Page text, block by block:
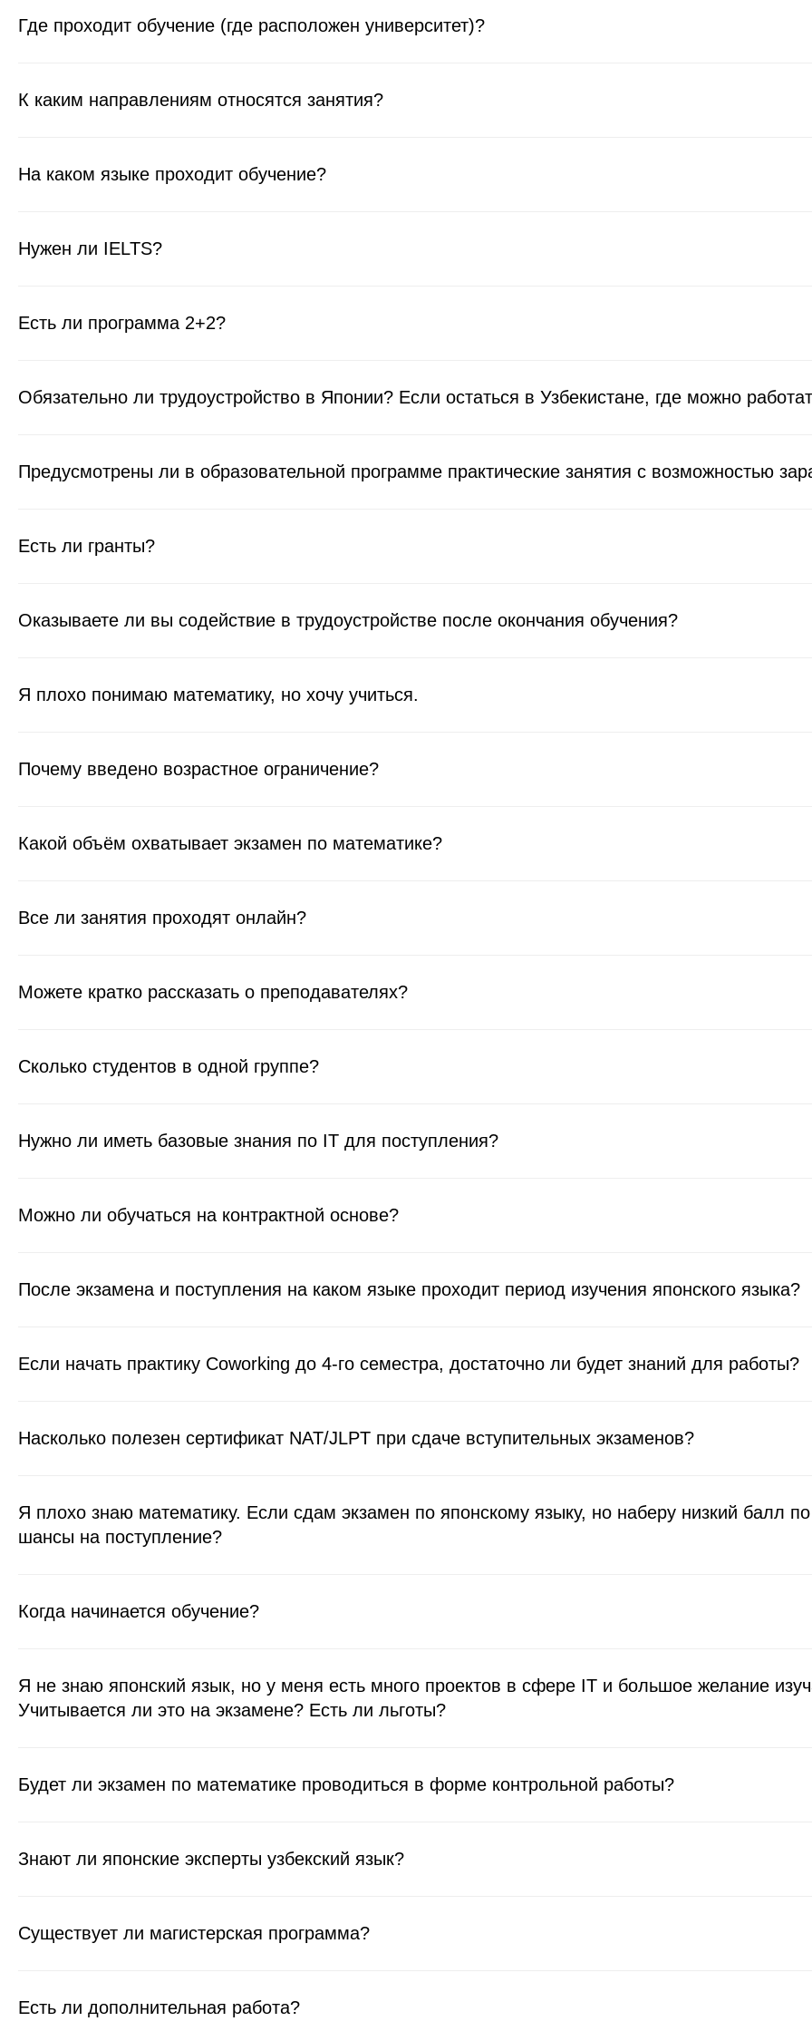
Где проходит обучение (где расположен университет)?
К каким направлениям относятся занятия?
На каком языке проходит обучение?
Нужен ли IELTS?
Есть ли программа 2+2?
Обязательно ли трудоустройство в Японии? Если остаться в Узбекистане, где можно
Предусмотрены ли в образовательной программе практические занятия с возможностью
Есть ли гранты?
Оказываете ли вы содействие в трудоустройстве после окончания обучения?
Я плохо понимаю математику, но хочу учиться.
Почему введено возрастное ограничение?
Какой объём охватывает экзамен по математике?
Все ли занятия проходят онлайн?
Можете кратко рассказать о преподавателях?
Сколько студентов в одной группе?
Нужно ли иметь базовые знания по IT для поступления?
Можно ли обучаться на контрактной основе?
После экзамена и поступления на каком языке проходит период изучения японского языка?
Если начать практику Coworking до 4-го семестра, достаточно ли будет знаний для работы?
Насколько полезен сертификат NAT/JLPT при сдаче вступительных экзаменов?
Я плохо знаю математику. Если сдам экзамен по японскому языку, но наберу низкий балл
шансы на поступление?
Когда начинается обучение?
Я не знаю японский язык, но у меня есть много проектов в сфере IT и большое желание
Учитывается ли это на экзамене? Есть ли льготы?
Будет ли экзамен по математике проводиться в форме контрольной работы?
Знают ли японские эксперты узбекский язык?
Существует ли магистерская программа?
Есть ли дополнительная работа?